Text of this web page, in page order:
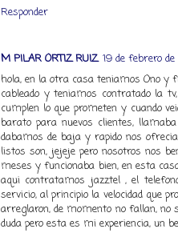
Responder
M PILAR ORTIZ RUIZ 19 de febrero de
hola, en la otra casa teniamos Ono y
cableado y teniamos contratado la
cumplen lo que prometen y cuando
barato para nuevos clientes,
dabamos de baja y rapido nos
listos son, jejeje pero nosotros nos
meses y funcionaba bien, en esta
aqui contratamos jazztel , el
servicio, al principio la velocidad que
arreglaron, de momento no fallan, no
duda pero esta es mi experiencia, un